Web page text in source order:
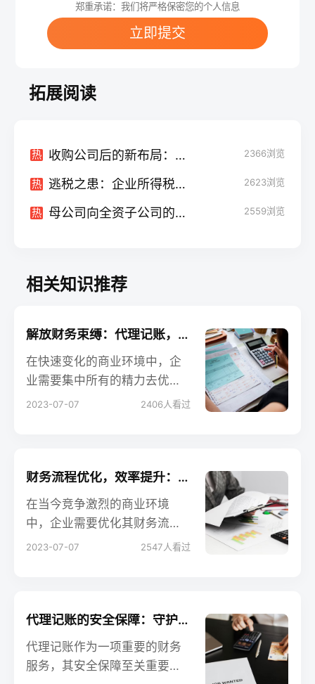
郑重承诺：我们将严格保密您的个人信息
立即提交
拓展阅读
热 收购公司后的新布局：能否将其纳入子公司？ 2366浏览
热 逃税之患：企业所得税不缴纳，法人面临何种风险？ 2623浏览
热 母公司向全资子公司的借款：披露还是隐瞒？ 2559浏览
相关知识推荐
解放财务束缚：代理记账，助力您的核心业务腾飞
在快速变化的商业环境中，企
业需要集中所有的精力去优化
核心业务，而繁琐的财务管理
的重要性，以及它如何帮助释
放您的核心业务潜力。
2023-07-07 2406人看过
财务流程优化，效率提升：代理记账服务的重要性
在当今竞争激烈的商业环境
中，企业需要优化其财务流程
以提升效率和竞争力。代理记
有重要意义。本文将重点探讨
代理记账服务的重要性，以及
如何通过代理记账服务优化财
务流程，实现效率提升。让我
2023-07-07 2547人看过
代理记账的安全保障：守护您的财务数据和隐私
代理记账作为一项重要的财务
服务，其安全保障至关重要。